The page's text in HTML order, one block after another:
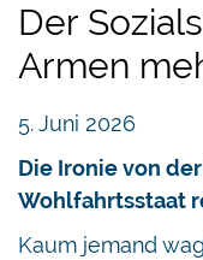
Der
Armen
5. Juni 2026
Die Ironie von
Wohlfahrtsstaat
Kaum jemand